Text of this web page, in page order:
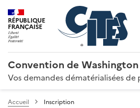
RÉPUBLIQUE
FRANÇAISE
Convention de Washington
Vos demandes dématérialisées
Accueil Inscription